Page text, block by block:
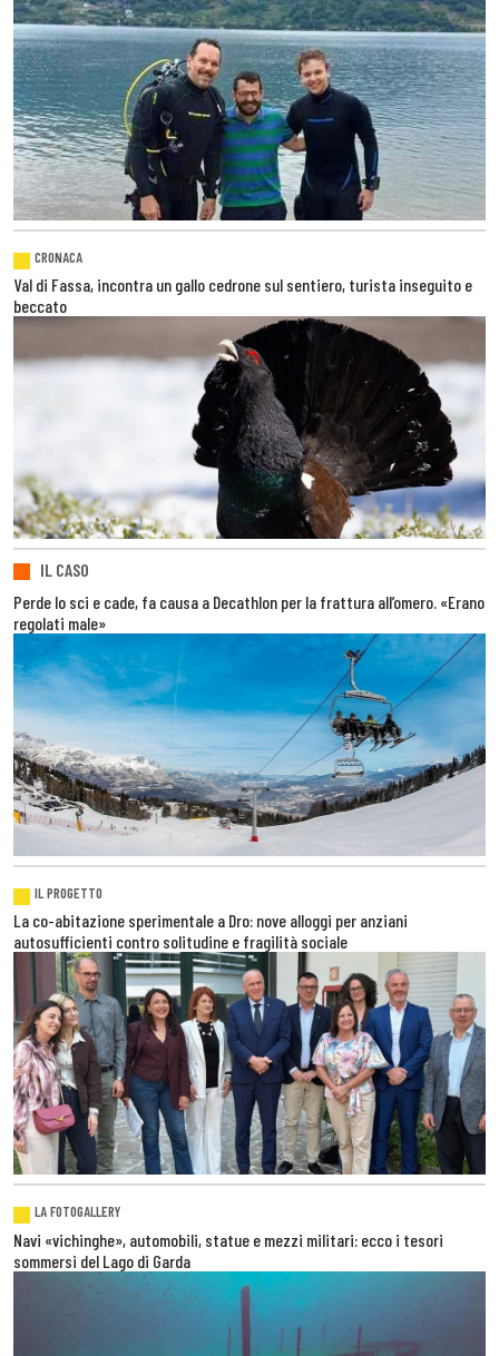
CRONACA
Val di Fassa, incontra un gallo cedrone sul sentiero, turista inseguito e
beccato
IL CASO
Perde lo sci e cade, fa causa a Decathlon per la frattura all’omero. «Erano
regolati male»
IL PROGETTO
La co-abitazione sperimentale a Dro: nove alloggi per anziani
autosufficienti contro solitudine e fragilità sociale
LA FOTOGALLERY
Navi «vichinghe», automobili, statue e mezzi militari: ecco i tesori
sommersi del Lago di Garda